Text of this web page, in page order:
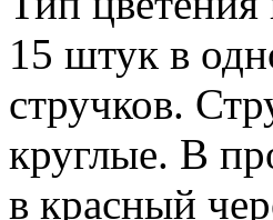
15 штук в
стручков.
круглые. В
в красный